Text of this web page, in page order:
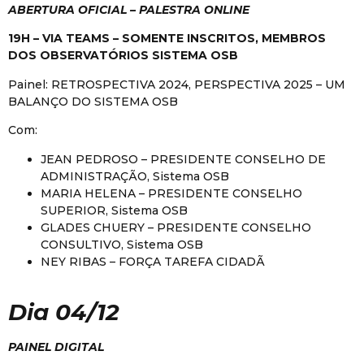
ABERTURA OFICIAL – PALESTRA ONLINE
19H – VIA TEAMS – SOMENTE INSCRITOS, MEMBROS
DOS OBSERVATÓRIOS SISTEMA OSB
Painel: RETROSPECTIVA 2024, PERSPECTIVA 2025 – UM
BALANÇO DO SISTEMA OSB
Com:
JEAN PEDROSO – PRESIDENTE CONSELHO DE
ADMINISTRAÇÃO, Sistema OSB
MARIA HELENA – PRESIDENTE CONSELHO
SUPERIOR, Sistema OSB
GLADES CHUERY – PRESIDENTE CONSELHO
CONSULTIVO, Sistema OSB
NEY RIBAS – FORÇA TAREFA CIDADÃ
Dia 04/12
PAINEL DIGITAL